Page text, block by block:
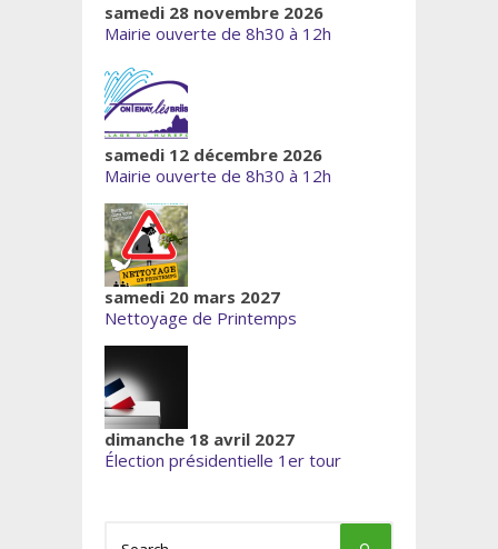
samedi 28 novembre 2026
Mairie ouverte de 8h30 à 12h
samedi 12 décembre 2026
Mairie ouverte de 8h30 à 12h
samedi 20 mars 2027
Nettoyage de Printemps
dimanche 18 avril 2027
Élection présidentielle 1er tour